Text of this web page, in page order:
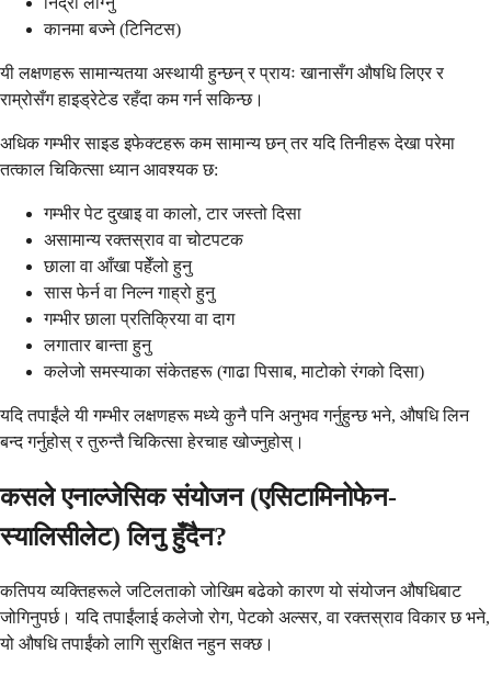
कानमा बज्ने (टिनिटस)
यी लक्षणहरू सामान्यतया अस्थायी हुन्छन् र प्रायः खानासँग औषधि लिएर र
राम्रोसँग हाइड्रेटेड रहँदा कम गर्न सकिन्छ।
अधिक गम्भीर साइड इफेक्टहरू कम सामान्य छन् तर यदि तिनीहरू देखा परेमा
तत्काल चिकित्सा ध्यान आवश्यक छ:
गम्भीर पेट दुखाइ वा कालो, टार जस्तो दिसा
असामान्य रक्तस्राव वा चोटपटक
छाला वा आँखा पहेँलो हुनु
सास फेर्न वा निल्न गाह्रो हुनु
गम्भीर छाला प्रतिक्रिया वा दाग
लगातार बान्ता हुनु
कलेजो समस्याका संकेतहरू (गाढा पिसाब, माटोको रंगको दिसा)
यदि तपाईंले यी गम्भीर लक्षणहरू मध्ये कुनै पनि अनुभव गर्नुहुन्छ भने, औषधि लिन
बन्द गर्नुहोस् र तुरुन्तै चिकित्सा हेरचाह खोज्नुहोस्।
कसले एनाल्जेसिक संयोजन (एसिटामिनोफेन-
स्यालिसीलेट) लिनु हुँदैन?
कतिपय व्यक्तिहरूले जटिलताको जोखिम बढेको कारण यो संयोजन औषधिबाट
जोगिनुपर्छ। यदि तपाईंलाई कलेजो रोग, पेटको अल्सर, वा रक्तस्राव विकार छ भने,
यो औषधि तपाईंको लागि सुरक्षित नहुन सक्छ।